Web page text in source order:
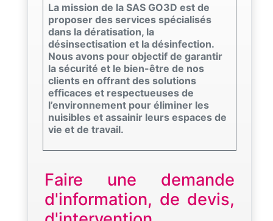
La mission de la SAS GO3D est de
proposer des services spécialisés
dans la dératisation, la
désinsectisation et la désinfection.
Nous avons pour objectif de garantir
la sécurité et le bien-être de nos
clients en offrant des solutions
efficaces et respectueuses de
l’environnement pour éliminer les
nuisibles et assainir leurs espaces de
vie et de travail.
Faire une demande
d'information, de devis,